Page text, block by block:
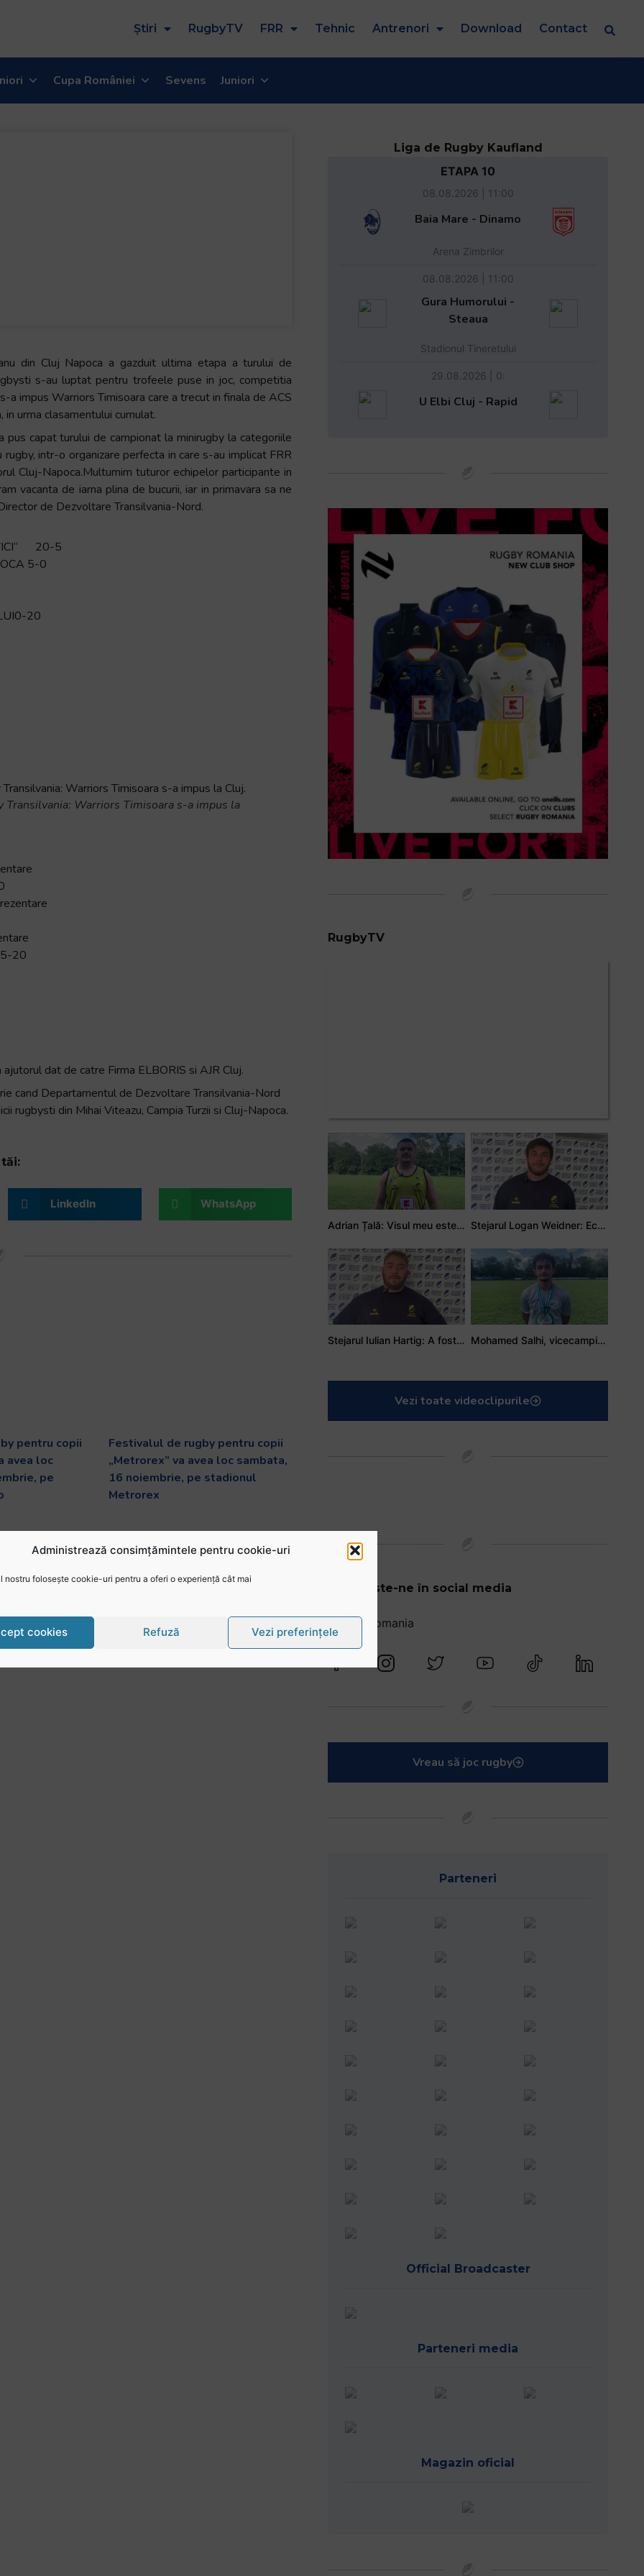
Administrează consimțămintele pentru cookie-uri
nostru folosește cookie-uri pentru a oferi o experiență cât mai
cookies Refuză Vezi preferințele
Știri RugbyTV FRR Tehnic Antrenori Download Contact
Cupa României Sevens Juniori
din Cluj Napoca a gazduit ultima etapa a turului de
s-au luptat pentru trofeele puse in joc, competitia
impus Warriors Timisoara care a trecut in finala de ACS
urma clasamentului cumulat.
capat turului de campionat la minirugby la categoriile
intr-o organizare perfecta in care s-au implicat FRR
Cluj-Napoca.Multumim tuturor echipelor participante in
vacanta de iarna plina de bucurii, iar in primavara sa ne
de Dezvoltare Transilvania-Nord.
20-5
5-0
20
Warriors Timisoara s-a impus la
20
dat de catre Firma ELBORIS si AJR Cluj.
cand Departamentul de Dezvoltare Transilvania-Nord
rugbysti din Mihai Viteazu, Campia Turzii si Cluj-Napoca.
LinkedIn WhatsApp
pentru copii
avea loc
pe
Festivalul de rugby pentru copii
„Metrorex” va avea loc sambata,
16 noiembrie, pe stadionul
Metrorex
Citește articolul
Liga de Rugby Kaufland
ETAPA 10
08.08.2026 | 11:00
Baia Mare - Dinamo
Arena Zimbrilor
08.08.2026 | 11:00
Gura Humorului -
Steaua
Stadionul Tineretului
29.08.2026 | 0:
U Elbi Cluj - Rapid
RugbyTV
Adrian Țală: Visul meu este să debutez pentru România Stejarul Logan Weidner: Echipa a muncit mult, iar asta se va vedea în meciurile de la Nations Cup
Stejarul Iulian Hartig: A fost un turneu care a unit mai mult echipa Mohamed Salhi, vicecampion național juniori I: Rugby-ul te învață să accepți și înfrângerile
Vezi toate videoclipurile
Urmărește-ne în social media
@rugbyromania
Vreau să joc rugby
Parteneri
Official Broadcaster
Parteneri media
Magazin oficial